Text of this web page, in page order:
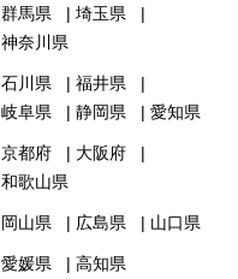
群馬県
埼玉県
神奈川県
石川県
福井県
岐阜県 静岡県 愛知県
京都府
大阪府
和歌山県
岡山県 広島県 山口県
愛媛県 高知県